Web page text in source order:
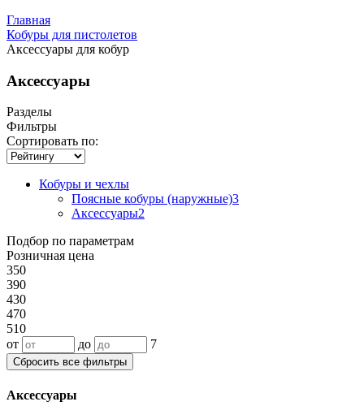
Главная
Кобуры для пистолетов
Аксессуары для кобур
Аксессуары
Разделы
Фильтры
Сортировать по:
Кобуры и чехлы
Поясные кобуры (наружные)3
Аксессуары2
Подбор по параметрам
Розничная цена
350
390
430
470
510
от
до 7
Сбросить все фильтры
Аксессуары